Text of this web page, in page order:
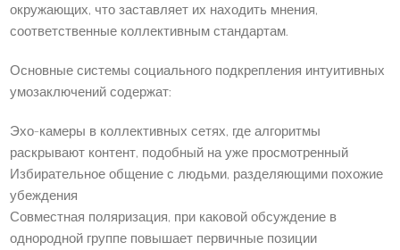
окружающих, что заставляет их находить мнения,
соответственные коллективным стандартам.
Основные системы социального подкрепления интуитивных
умозаключений содержат:
Эхо-камеры в коллективных сетях, где алгоритмы
раскрывают контент, подобный на уже просмотренный
Избирательное общение с людьми, разделяющими похожие
убеждения
Совместная поляризация, при каковой обсуждение в
однородной группе повышает первичные позиции